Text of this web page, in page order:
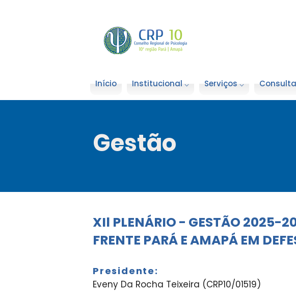
Início Institucional ⌵ Serviços ⌵
Gestão
XIl PLENÁRIO - GESTÃO 2025-
FRENTE PARÁ E AMAPÁ EM
Presidente:
Eveny Da Rocha Teixeira (CRP10/01519)